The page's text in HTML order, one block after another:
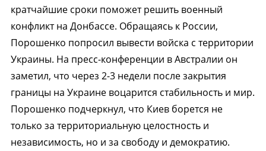
кратчайшие сроки поможет решить военный
конфликт на Донбассе. Обращаясь к России,
Порошенко попросил вывести войска с территории
Украины. На пресс-конференции в Австралии он
заметил, что через 2-3 недели после закрытия
границы на Украине воцарится стабильность и мир.
Порошенко подчеркнул, что Киев борется не
только за территориальную целостность и
независимость, но и за свободу и демократию.